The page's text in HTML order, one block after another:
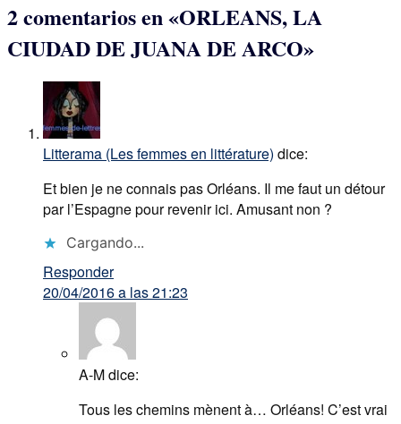
2 comentarios en «ORLEANS, LA
CIUDAD DE JUANA DE ARCO»
Litterama (Les femmes en littérature) dice:
Et bien je ne connais pas Orléans. Il me faut un détour
par l’Espagne pour revenir ici. Amusant non ?
Cargando...
Responder
20/04/2016 a las 21:23
A-Mdice:
Tous les chemins mènent à… Orléans! C’est vrai